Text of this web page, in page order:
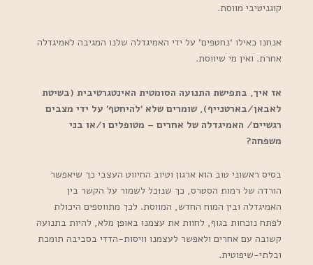
קוגניטיבי מווסת.
אנחנו כאילו ‘נחטפים’ על ידי האמיגדלה שלנו המגיבה לאמיגדלה
אחרת. ואין מי שיווסת.
אז איך, בתפישת התנועה הסומטית האינטגרטיבית (בשיטת
לאבאן/בארטנייף), שומרים שלא ‘להיחטף’ על ידי מצבים
רגשיים/ האמיגדלה של אחרים – מטופלים ו/או בני
משפחה?
בסיס ראשוני טוב הוא ארגון וטיוב החיווט העצבי כך שיאפשר
הורדה של רמות הסטרס, כך שנוכל לשמור על הקשר בין
האמיגדלה ובין המוח החדש, המווסת. לכך מתווספים היכולת
לפתח נוכחות בגוף, לחוות את עצמנו באופן מלא, להיות בתנועה
קשובה עם אחרים ולאפשר לעצמנו וויסות-הדדי בסביבה תומכת
ובלתי-שיפוטית.